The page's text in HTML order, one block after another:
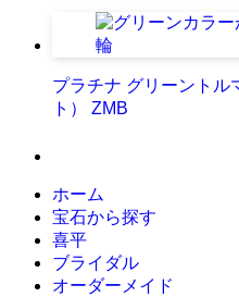
プラチナ グリーントル
ト） ZMB
ホーム
宝石から探す
喜平
ブライダル
オーダーメイド